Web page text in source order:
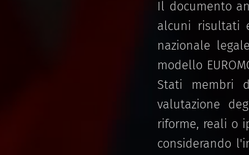
Il documento
alcuni risultati
nazionale
modello
Stati membri
valutazione
riforme, reali o
considerando